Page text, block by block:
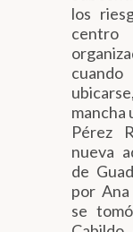
los
centro
mancha
Pérez
nueva
de
por Ana
se